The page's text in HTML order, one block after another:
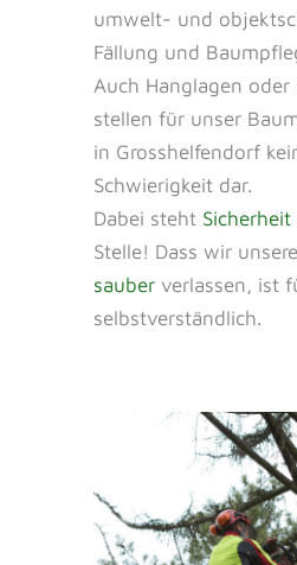
umwelt- und
Fällung und
Auch Hanglagen oder
stellen für unser
in Grosshelfendorf
Schwierigkeit dar.
Dabei steht Sicherheit
Stelle! Dass wir
sauber verlassen, ist
selbstverständlich.